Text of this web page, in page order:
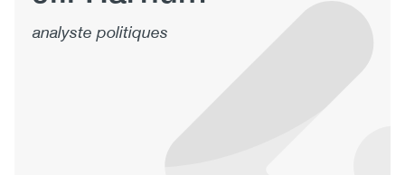
(CCSA)
analyste politiques